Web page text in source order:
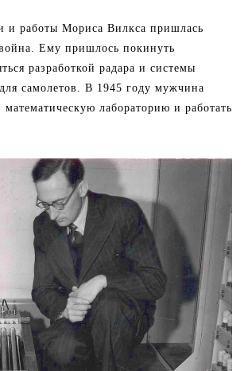
и работы Мориса Вилкса пришлась
Ему пришлось покинуть
разработкой радара и системы
самолетов. В 1945 году мужчина
математическую лабораторию и работать